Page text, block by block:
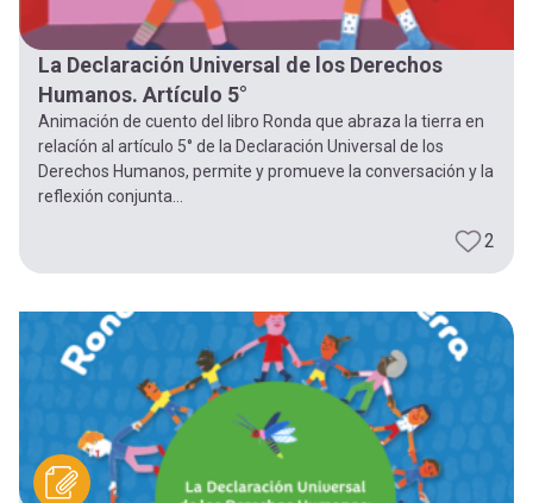
entrar
mi
cuenta
La Declaración Universal de los Derechos
Humanos. Artículo 5°
Animación de cuento del libro Ronda que abraza la tierra en
relacíón al artículo 5° de la Declaración Universal de los
Derechos Humanos, permite y promueve la conversación y la
reflexión conjunta...
2